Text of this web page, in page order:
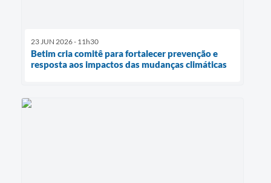
23 JUN 2026 - 11h30
Betim cria comitê para fortalecer prevenção e
resposta aos impactos das mudanças climáticas